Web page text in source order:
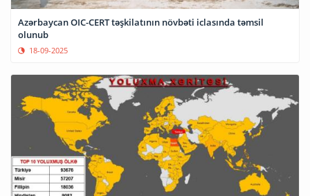
Azərbaycan OIC-CERT təşkilatının növbəti iclasında təmsil
olunub
18-09-2025